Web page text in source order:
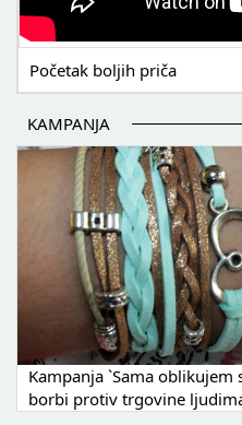
Početak boljih priča
KAMPANJA
Kampanja `Sama oblikujem
borbi protiv trgovine